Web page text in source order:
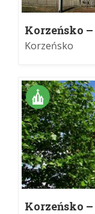
Korzeńsko
Korzeńsko
Korzeńsko